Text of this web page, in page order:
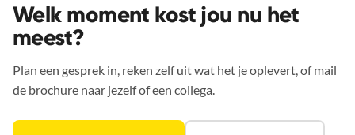
Welk moment kost jou nu het
meest?
Plan een gesprek in, reken zelf uit wat het je oplevert, of mail
de brochure naar jezelf of een collega.